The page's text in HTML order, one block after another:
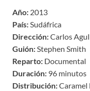
Año: 2013
País:Sudáfrica
Dirección:Carlos
Guión:Stephen Smith
Reparto: Documental
Duración: 96 minutos
Distribución:Caramel